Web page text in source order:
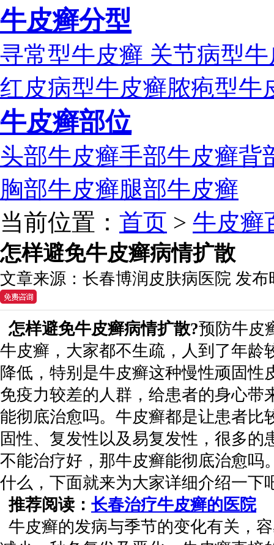
牛皮癣分型
寻常型牛皮癣 关节病型
红皮病型牛皮癣脓疱型牛
牛皮癣部位
头部牛皮癣手部牛皮癣背
胸部牛皮癣腿部牛皮癣
当前位置： 首页 > 牛皮癣
怎样避免牛皮癣病情扩散
文章来源： 长春博润皮肤病医院 发布
怎样避免牛皮癣病情扩散?预防牛皮
牛皮癣，大家都不生疏，人到了年龄
降低，特别是牛皮癣这种慢性顽固性
免疫力较差的人群，给患者的身心带
能彻底治愈吗。牛皮癣都是让患者比
固性、复发性以及易复发性，很多的
不能治疗好，那牛皮癣能彻底治愈吗
什么，下面就来为大家详细介绍一下
推荐阅读： 长春治疗牛皮癣的医院
牛皮癣的发病与季节的变化有关，